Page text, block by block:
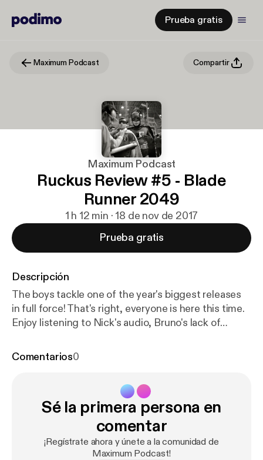
Prueba gratis
Maximum Podcast Compartir
Maximum Podcast
Ruckus Review #5 - Blade
Runner 2049
1 h 12 min · 18 de nov de 2017
Prueba gratis
Descripción
The boys tackle one of the year's biggest releases
in full force! That's right, everyone is here this time.
Enjoy listening to Nick's audio, Bruno's lack of
well executed critiques, and John's
forward spam emails? You can do all that by emailing
maximumpodcast@gmail.com
Comentarios0
Sé la primera persona en
comentar
¡Regístrate ahora y únete a la comunidad de
Maximum Podcast!